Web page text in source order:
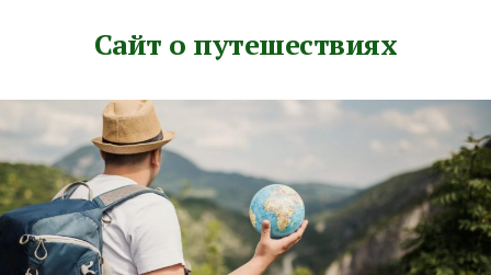
Сайт о путешествиях